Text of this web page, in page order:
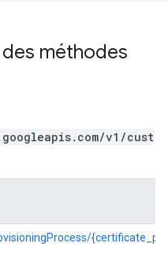
méthodes
v1/cust